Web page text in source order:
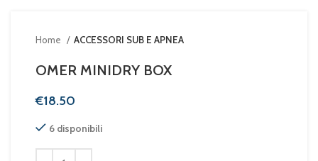
Home ACCESSORI SUB E APNEA
OMER MINIDRY BOX
€
6 disponibili